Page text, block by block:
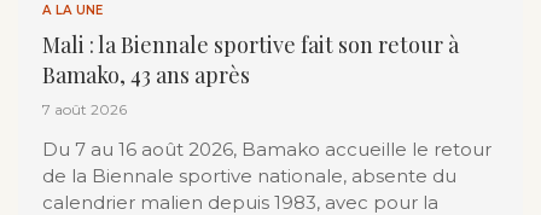
A LA UNE
Mali : la Biennale sportive fait son retour à
Bamako, 43 ans après
7 août 2026
Du 7 au 16 août 2026, Bamako accueille le retour
de la Biennale sportive nationale, absente du
calendrier malien depuis 1983, avec pour la